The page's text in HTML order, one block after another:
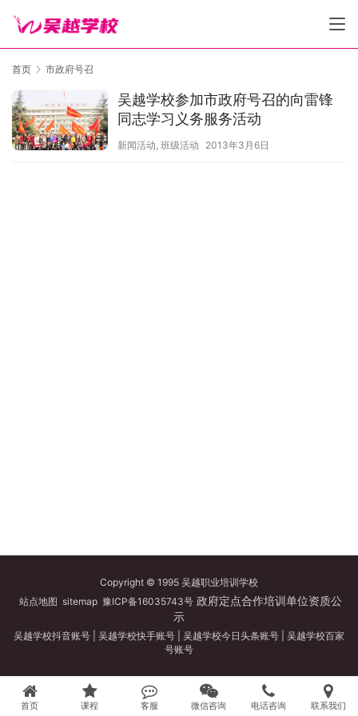
首页 市政府号召
吴越学校参加市政府号召的向雷锋
同志学习义务服务活动
新闻活动 班级活动 2013年3月6日
Copyright © 1995 吴越职业培训学校
站点地图 sitemap 豫ICP备16035743号政府定点合作培训单位资质公
示
吴越学校抖音账号 吴越学校快手账号 吴越学校今日头条账号
吴越学校百家
号账号
首页 课程 客服 微信咨询 电话咨询 联系我们